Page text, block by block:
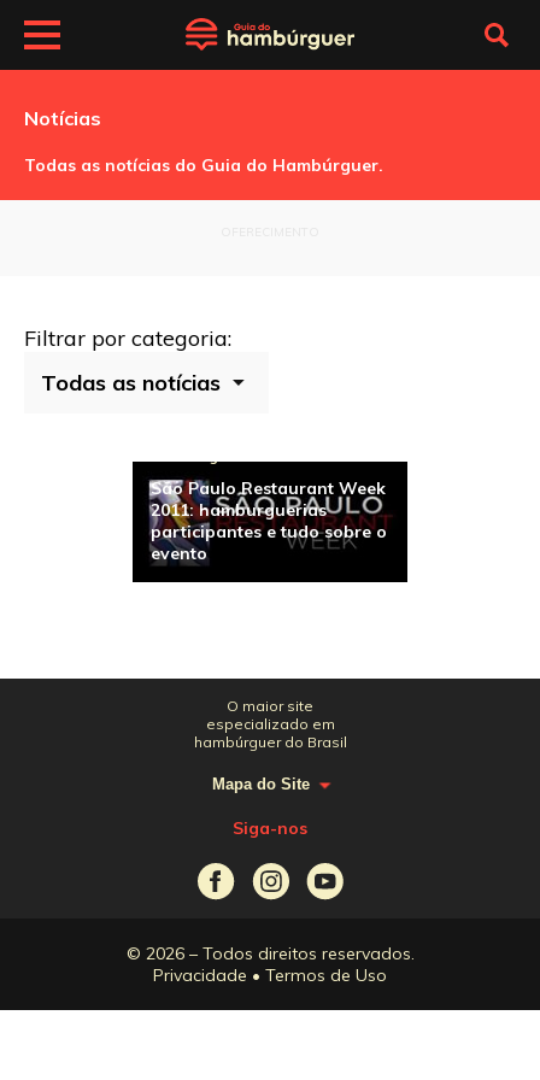
Notícias
Todas as notícias do Guia do Hambúrguer.
Filtrar por categoria:
São Paulo Restaurant Week
2011: hamburguerias
participantes e tudo sobre o
evento
O maior site
especializado em
hambúrguer do Brasil
Mapa do Site
Siga-nos
© 2026 – Todos direitos reservados.
Privacidade • Termos de Uso